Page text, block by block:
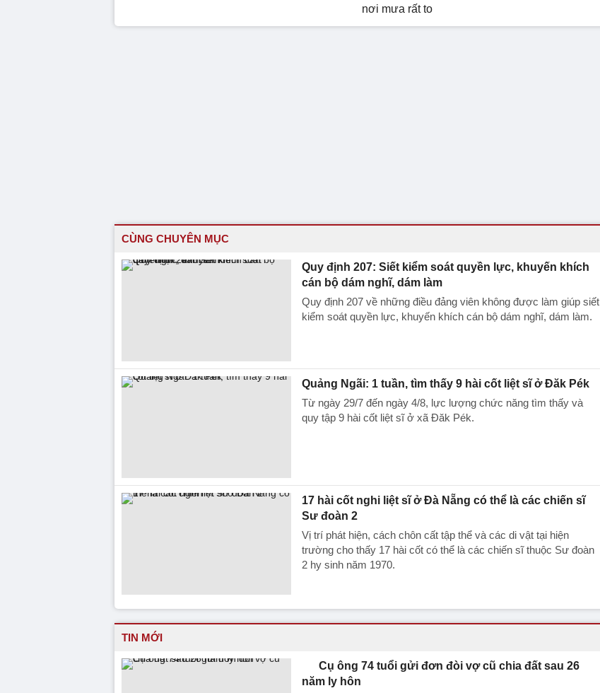
nơi mưa rất to
CÙNG CHUYÊN MỤC
Quy định 207: Siết kiểm soát quyền lực, khuyến khích
cán bộ dám nghĩ, dám làm
Quy định 207 về những điều đảng viên không được làm giúp siết
kiểm soát quyền lực, khuyến khích cán bộ dám nghĩ, dám làm.
Quảng Ngãi: 1 tuần, tìm thấy 9 hài cốt liệt sĩ ở Đăk Pék
Từ ngày 29/7 đến ngày 4/8, lực lượng chức năng tìm thấy và
quy tập 9 hài cốt liệt sĩ ở xã Đăk Pék.
17 hài cốt nghi liệt sĩ ở Đà Nẵng có thể là các chiến sĩ
Sư đoàn 2
Vị trí phát hiện, cách chôn cất tập thể và các di vật tại hiện
trường cho thấy 17 hài cốt có thể là các chiến sĩ thuộc Sư đoàn
2 hy sinh năm 1970.
TIN MỚI
Cụ ông 74 tuổi gửi đơn đòi vợ cũ chia đất sau 26
năm ly hôn